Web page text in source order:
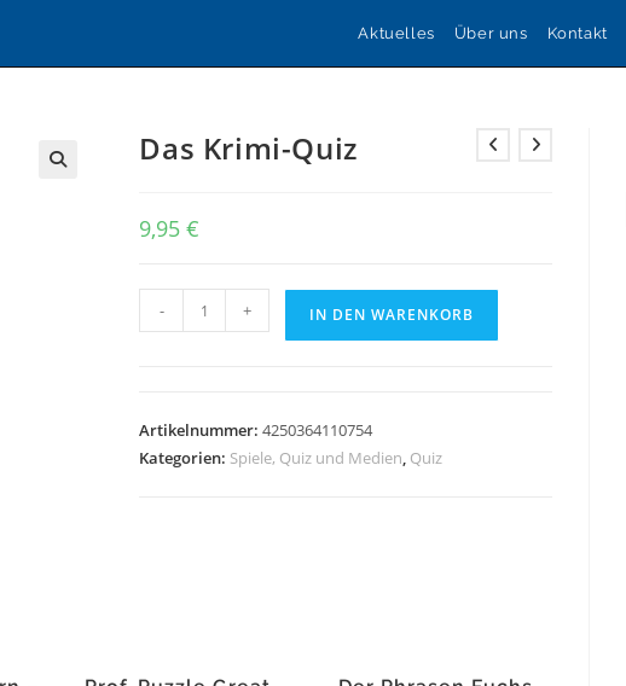
Aktuelles Über uns Kontakt
Das Krimi-Quiz
9,95€
Krimi-
- + IN DEN WARENKORB
Artikelnummer:4250364110754
Kategorien: Spiele, Quiz und Medien, Quiz